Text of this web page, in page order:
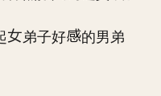
弟子好
的男弟